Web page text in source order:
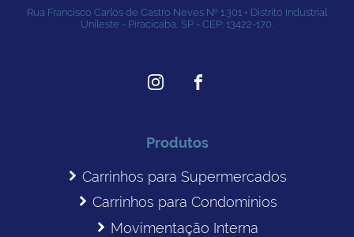
Rua Francisco Carlos de Castro Neves № 1.301 • Distrito Industrial
Unileste - Piracicaba, SP - CEP: 13422-170.
Produtos
Carrinhos para Supermercados
Carrinhos para Condomínios
Movimentação Interna